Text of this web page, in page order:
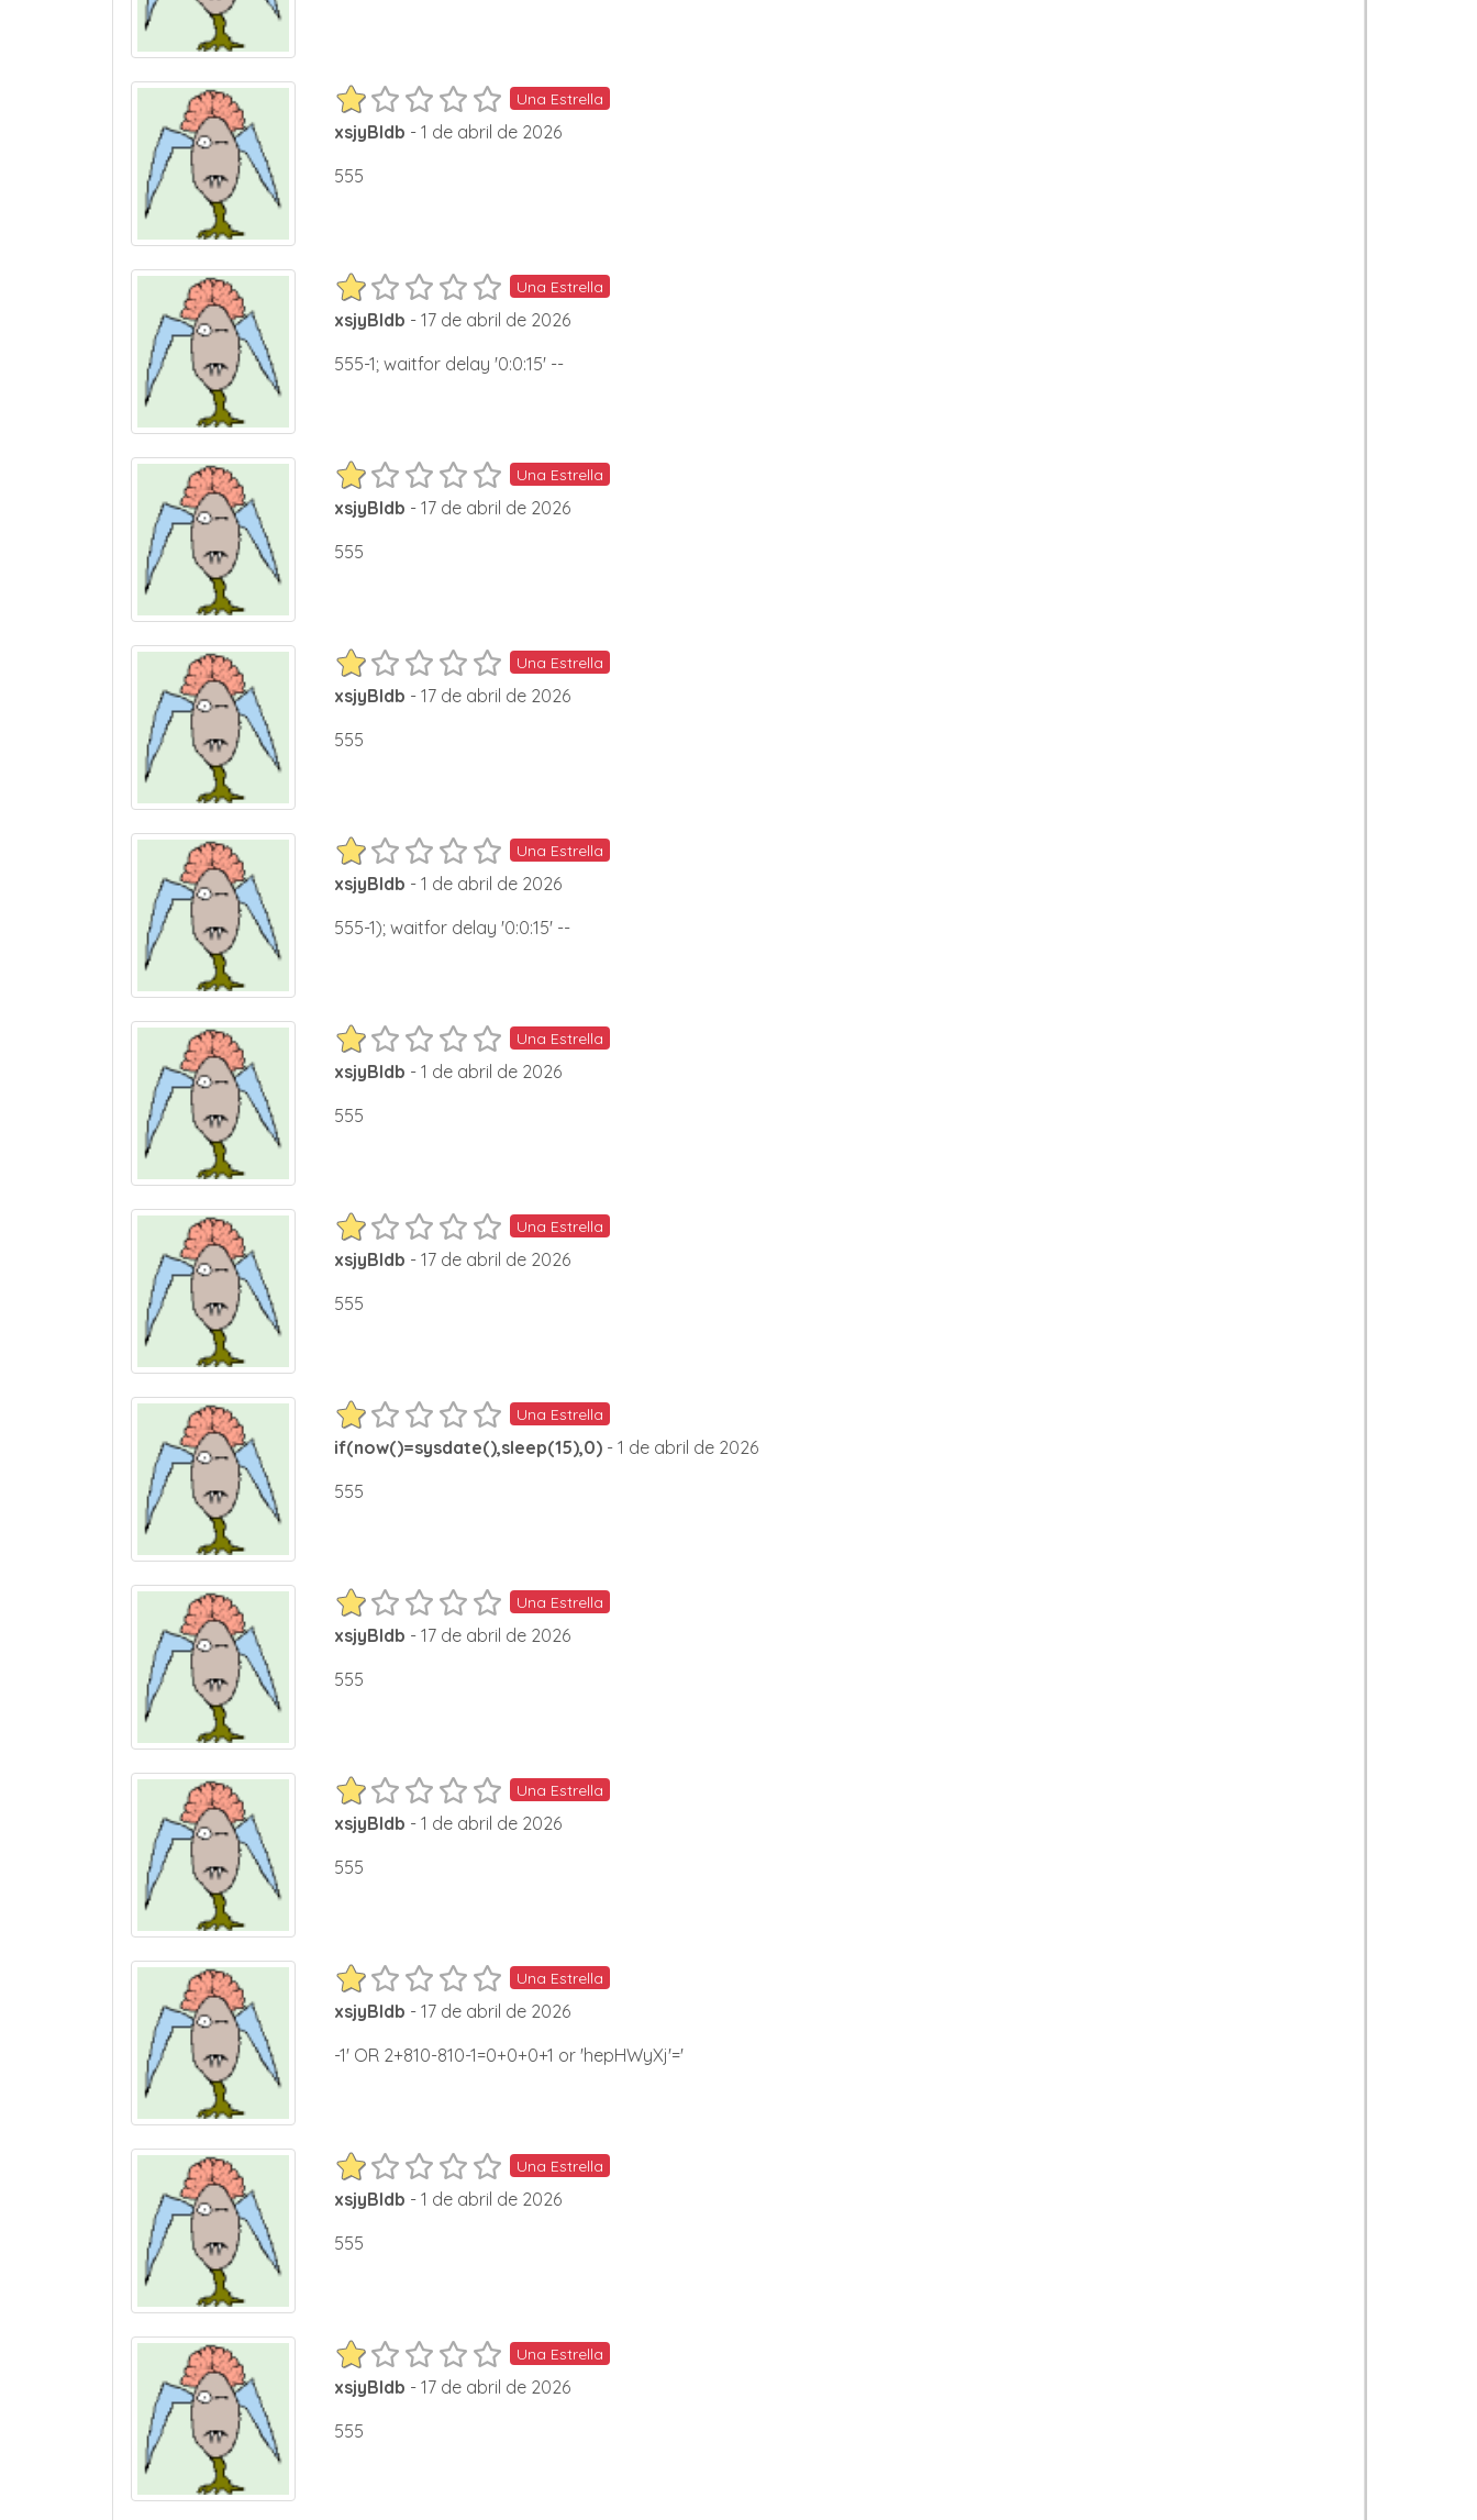
Una Estrella
xsjyBldb - 1 de abril de 2026
555
Una Estrella
xsjyBldb - 17 de abril de 2026
555-1; waitfor delay '0:0:15' --
Una Estrella
xsjyBldb - 17 de abril de 2026
555
Una Estrella
xsjyBldb - 17 de abril de 2026
555
Una Estrella
xsjyBldb - 1 de abril de 2026
555-1); waitfor delay '0:0:15' --
Una Estrella
xsjyBldb - 1 de abril de 2026
555
Una Estrella
xsjyBldb - 17 de abril de 2026
555
Una Estrella
if(now()=sysdate(),sleep(15),0) - 1 de abril de 2026
555
Una Estrella
xsjyBldb - 17 de abril de 2026
555
Una Estrella
xsjyBldb - 1 de abril de 2026
555
Una Estrella
xsjyBldb - 17 de abril de 2026
-1' OR 2+810-810-1=0+0+0+1 or 'hepHWyXj'='
Una Estrella
xsjyBldb - 1 de abril de 2026
555
Una Estrella
xsjyBldb - 17 de abril de 2026
555